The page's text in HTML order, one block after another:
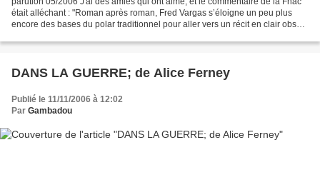
était alléchant : "Roman après roman, Fred Vargas s’éloigne un peu plus
encore des bases du polar traditionnel pour aller vers un récit en clair obscur
DANS LA GUERRE; de Alice Ferney
Publié le 11/11/2006 à 12:02
Par Gambadou